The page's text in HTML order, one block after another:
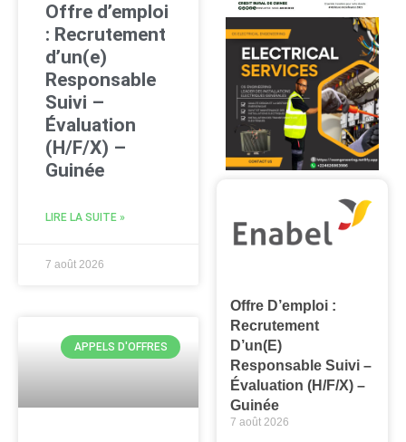
Offre d’emploi
: Recrutement
d’un(e)
Responsable
Suivi –
Évaluation
(H/F/X) –
Guinée
LIRE LA SUITE »
7 août 2026
APPELS D'OFFRES
Offre D’emploi :
Recrutement
D’un(e)
Responsable Suivi –
Évaluation (H/F/X) –
Guinée
7 août 2026